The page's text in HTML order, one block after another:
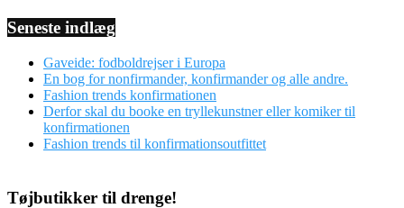
Seneste indlæg
Gaveide: fodboldrejser i Europa
En bog for nonfirmander, konfirmander og alle andre.
Fashion trends konfirmationen
Derfor skal du booke en tryllekunstner eller komiker til
konfirmationen
Fashion trends til konfirmationsoutfittet
Tøjbutikker til drenge!